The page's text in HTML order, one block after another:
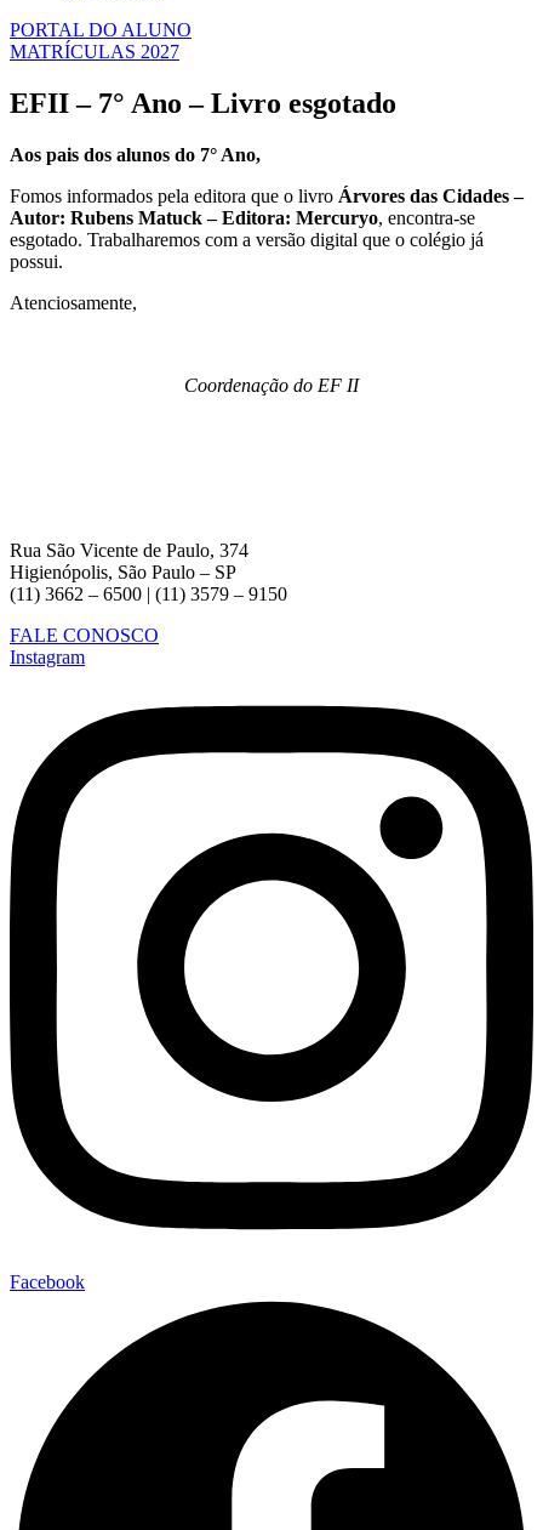
PORTAL DO ALUNO
MATRÍCULAS 2027
EFII – 7° Ano – Livro esgotado
Aos pais dos alunos do 7° Ano,
Fomos informados pela editora que o livro Árvores das Cidades –
Autor: Rubens Matuck – Editora: Mercuryo, encontra-se
esgotado. Trabalharemos com a versão digital que o colégio já
possui.
Atenciosamente,
Coordenação do EF II
Rua São Vicente de Paulo, 374
Higienópolis, São Paulo – SP
(11) 3662 – 6500 | (11) 3579 – 9150
FALE CONOSCO
Instagram
Facebook